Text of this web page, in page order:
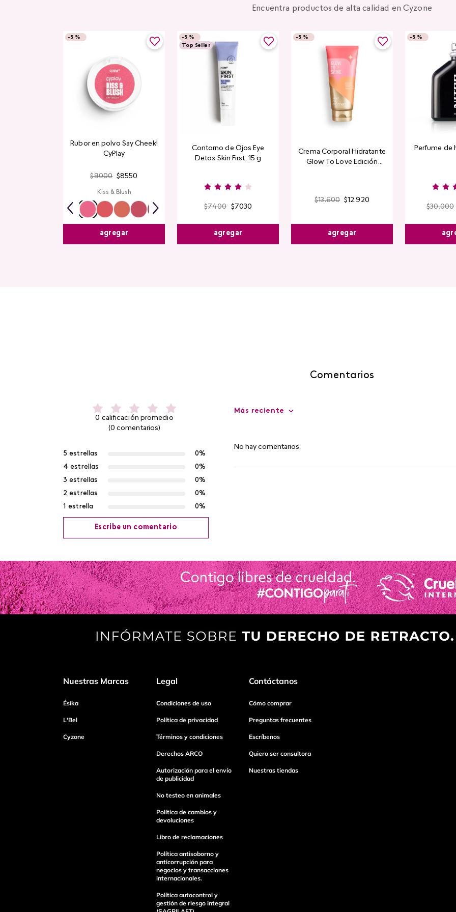
Encuentra productos de alta calidad en Cyzone
-5 %
Rubor en polvo Say Cheek!
CyPlay
$9000 $8550
Kiss & Blush
agregar
-5 %
Top Seller
Contorno de Ojos Eye
Detox Skin First, 15 g
$7400 $7030
agregar
-5 %
Crema Corporal Hidratante
Glow To Love Edición
$13.600 $12.920
agregar
-5 %
Perfume de
$30.000
Comentarios
0 calificación promedio
(0 comentarios)
5 estrellas
0%
4 estrellas
0%
3 estrellas
0%
2 estrellas
0%
1 estrella
0%
Escribe un comentario
Agregar comentario
Título
Más reciente
No hay comentarios.
Nuestras Marcas
Ésika
L'Bel
Cyzone
Legal
Condiciones de uso
Política de privacidad
Términos y condiciones
Derechos ARCO
Autorización para el envío
de publicidad
No testeo en animales
Política de cambios y
devoluciones
Libro de reclamaciones
Política antisoborno y
anticorrupción para
negocios y transacciones
internacionales.
Política autocontrol y
gestión de riesgo integral
Contáctanos
Cómo comprar
Preguntas frecuentes
Escríbenos
Quiero ser consultora
Nuestras tiendas